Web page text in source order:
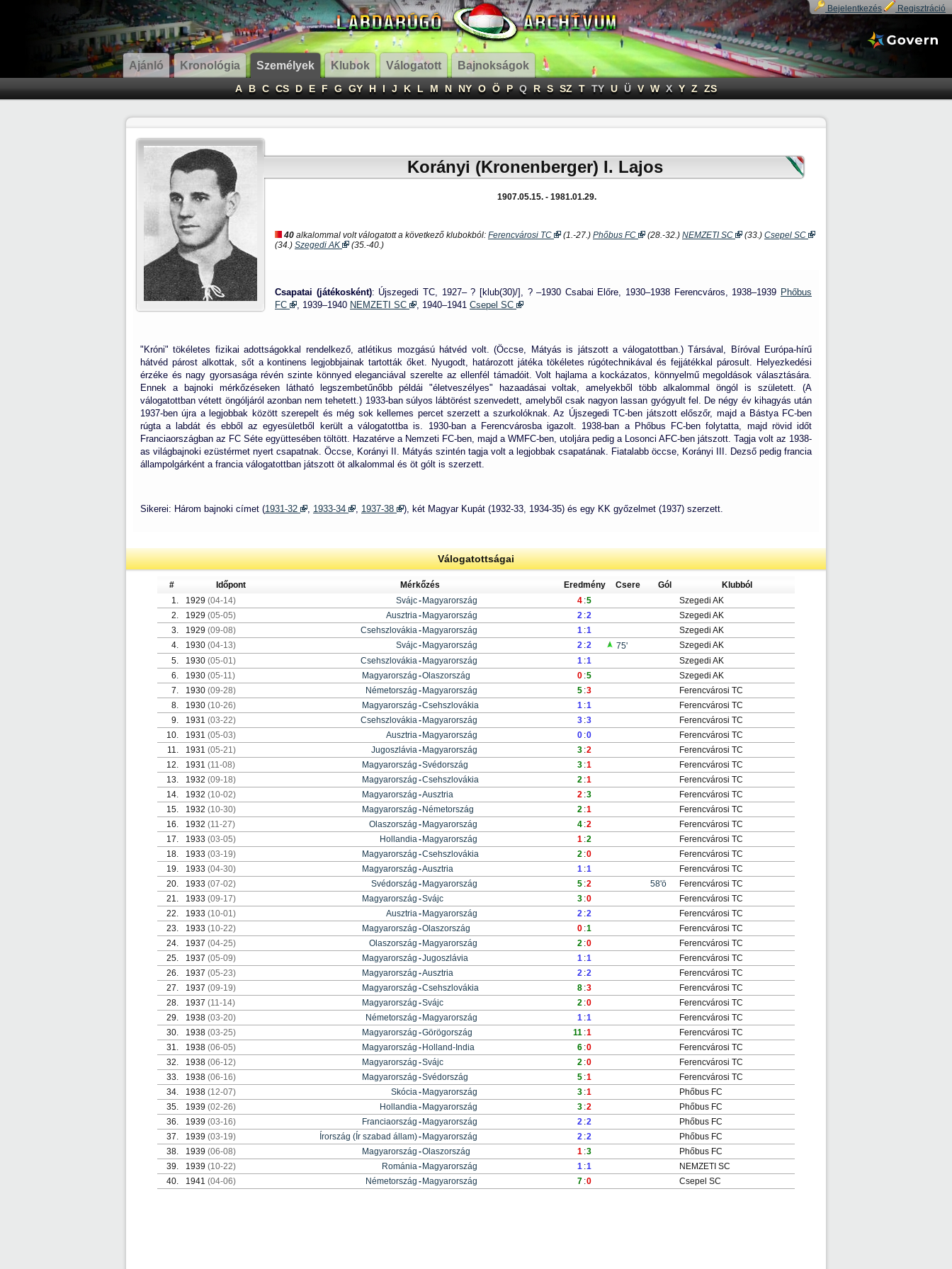
Bejelentkezés Regisztráció
Ajánló Kronológia Személyek Klubok Válogatott Bajnokságok
A B C CS D E F G GY H I J K L M N NY O Ö P Q R S SZ T TY U Ü V W X Y Z ZS
Korányi (Kronenberger) I. Lajos
1907.05.15. - 1981.01.29.
40 alkalommal volt válogatott a következő klubokból: Ferencvárosi TC (1.-27.) Phőbus FC (28.-32.) NEMZETI SC (33.) Csepel SC
(34.) Szegedi AK (35.-40.)
Csapatai (játékosként): Újszegedi TC, 1927– ? [klub(30)/], ? –1930 Csabai Előre, 1930–1938 Ferencváros, 1938–1939 Phőbus
FC
, 1939–1940 NEMZETI SC , 1940–1941 Csepel SC
"Króni" tökéletes fizikai adottságokkal rendelkező, atlétikus mozgású hátvéd volt. (Öccse, Mátyás is játszott a válogatottban.) Társával, Bíróval Európa-hírű
hátvéd párost alkottak, sőt a kontinens legjobbjainak tartották őket. Nyugodt, határozott játéka tökéletes rúgótechnikával és fejjátékkal párosult. Helyezkedési
érzéke és nagy gyorsasága révén szinte könnyed eleganciával szerelte az ellenfél támadóit. Volt hajlama a kockázatos, könnyelmű megoldások választására.
Ennek a bajnoki mérkőzéseken látható legszembetűnőbb példái "életveszélyes" hazaadásai voltak, amelyekből több alkalommal öngól is született. (A
válogatottban vétett öngóljáról azonban nem tehetett.) 1933-ban súlyos lábtörést szenvedett, amelyből csak nagyon lassan gyógyult fel. De négy év kihagyás után
1937-ben újra a legjobbak között szerepelt és még sok kellemes percet szerzett a szurkolóknak. Az Újszegedi TC-ben játszott előszőr, majd a Bástya FC-ben
rúgta a labdát és ebből az egyesületből került a válogatottba is. 1930-ban a Ferencvárosba igazolt. 1938-ban a Phőbus FC-ben folytatta, majd rövid időt
Franciaországban az FC Séte együttesében töltött. Hazatérve a Nemzeti FC-ben, majd a WMFC-ben, utoljára pedig a Losonci AFC-ben játszott. Tagja volt az 1938-
as világbajnoki ezüstérmet nyert csapatnak. Öccse, Korányi II. Mátyás szintén tagja volt a legjobbak csapatának. Fiatalabb öccse, Korányi III. Dezső pedig francia
állampolgárként a francia válogatottban játszott öt alkalommal és öt gólt is szerzett.
Sikerei: Három bajnoki címet (1931-32 1933-34 1937-38 ), két Magyar Kupát (1932-33, 1934-35) és egy KK győzelmet (1937) szerzett.
Válogatottságai
# Időpont Mérkőzés Eredmény Csere Gól
Klubból
1.
1929 (04-14) Svájc- Magyarország 4 :5
Szegedi AK
2.
1929 (05-05) Ausztria- Magyarország 2 :2
Szegedi AK
3.
1929 (09-08) Csehszlovákia- Magyarország 1 :1
Szegedi AK
4.
1930 (04-13) Svájc- Magyarország 2 :2 75'
Szegedi AK
5.
1930 (05-01) Csehszlovákia- Magyarország 1 :1
Szegedi AK
6.
1930 (05-11) Magyarország -Olaszország 0 :5
Szegedi AK
7.
1930 (09-28) Németország - Magyarország 5 :3
Ferencvárosi TC
8.
1930 (10-26) Magyarország -Csehszlovákia 1 :1
Ferencvárosi TC
9.
1931 (03-22) Csehszlovákia- Magyarország 3 :3
Ferencvárosi TC
10.
1931 (05-03) Ausztria- Magyarország 0 :0
Ferencvárosi TC
11.
1931 (05-21) Jugoszlávia- Magyarország 3 :2
Ferencvárosi TC
12.
1931 (11-08) Magyarország -Svédország 3 :1
Ferencvárosi TC
13.
1932 (09-18) Magyarország -Csehszlovákia 2 :1
Ferencvárosi TC
14.
1932 (10-02) Magyarország -Ausztria 2 :3
Ferencvárosi TC
15.
1932 (10-30) Magyarország - Németország 2 :1
Ferencvárosi TC
16.
1932 (11-27) Olaszország - Magyarország 4 :2
Ferencvárosi TC
17.
1933 (03-05) Hollandia- Magyarország 1 :2
Ferencvárosi TC
18.
1933 (03-19) Magyarország -Csehszlovákia 2 :0
Ferencvárosi TC
19.
1933 (04-30) Magyarország -Ausztria 1 :1
Ferencvárosi TC
20.
1933 (07-02) Svédország - Magyarország 5 :2 58'ö
Ferencvárosi TC
21.
1933 (09-17) Magyarország -Svájc 3 :0
Ferencvárosi TC
22.
1933 (10-01) Ausztria- Magyarország 2 :2
Ferencvárosi TC
23.
1933 (10-22) Magyarország -Olaszország 0 :1
Ferencvárosi TC
24.
1937 (04-25) Olaszország - Magyarország 2 :0
Ferencvárosi TC
25.
1937 (05-09) Magyarország -Jugoszlávia 1 :1
Ferencvárosi TC
26.
1937 (05-23) Magyarország -Ausztria 2 :2
Ferencvárosi TC
27.
1937 (09-19) Magyarország -Csehszlovákia 8 :3
Ferencvárosi TC
28.
1937 (11-14) Magyarország -Svájc 2 :0
Ferencvárosi TC
29.
1938 (03-20) Németország - Magyarország 1 :1
Ferencvárosi TC
30.
1938 (03-25) Magyarország -Görögország 11 :1
Ferencvárosi TC
31.
1938 (06-05) Magyarország - Holland-India 6 :0
Ferencvárosi TC
32.
1938 (06-12) Magyarország -Svájc 2 :0
Ferencvárosi TC
33.
1938 (06-16) Magyarország -Svédország 5 :1
Ferencvárosi TC
34.
1938 (12-07) Skócia- Magyarország 3 :1
Phőbus FC
35.
1939 (02-26) Hollandia- Magyarország 3 :2
Phőbus FC
36.
1939 (03-16) Franciaország - Magyarország 2 :2
Phőbus FC
37.
1939 (03-19) Írország (Ír szabad állam)- Magyarország 2 :2
Phőbus FC
38.
1939 (06-08) Magyarország -Olaszország 1 :3
Phőbus FC
39.
1939 (10-22) Románia- Magyarország 1 :1
NEMZETI SC
40.
1941 (04-06) Németország - Magyarország 7 :0 Csepel SC